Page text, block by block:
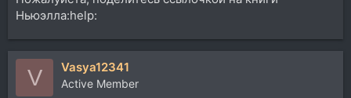
Ньюэлла:help:
V Vasya12341
Active Member